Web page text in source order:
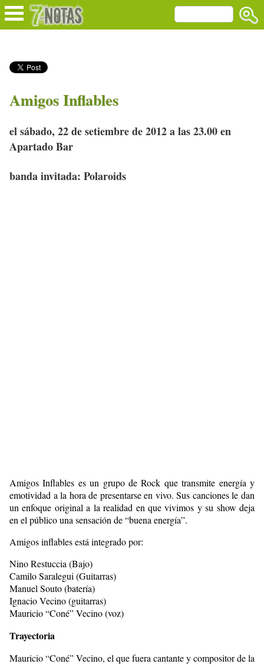
Amigos Inflables
el sábado, 22 de setiembre de 2012 a las 23.00 en
Apartado Bar
banda invitada: Polaroids
Amigos Inflables es un grupo de Rock que transmite energía y
emotividad a la hora de presentarse en vivo. Sus canciones le dan
un enfoque original a la realidad en que vivimos y su show deja
en el público una sensación de “buena energía”.
Amigos inflables está integrado por:
Nino Restuccia (Bajo)
Camilo Saralegui (Guitarras)
Manuel Souto (batería)
Ignacio Vecino (guitarras)
Mauricio “Coné” Vecino (voz)
Trayectoria
Mauricio “Coné” Vecino, el que fuera cantante y compositor de la